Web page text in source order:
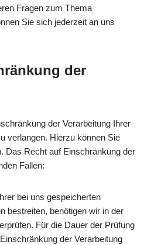
Fragen zum Thema
Sie sich jederzeit an uns
der
der Verarbeitung Ihrer
verlangen. Hierzu können Sie
Das Recht auf Einschränkung der
Fällen:
bei uns gespeicherten
bestreiten, benötigen wir in der
Für die Dauer der Prüfung
der Verarbeitung